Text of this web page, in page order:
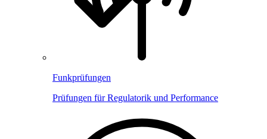
Funkprüfungen
Prüfungen für Regulatorik und Performance